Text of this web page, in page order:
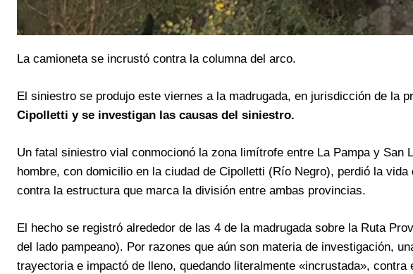
La camioneta se incrustó contra la columna del arco.
El siniestro se produjo este viernes a la madrugada, en jurisdicción de la
Cipolletti y se investigan las causas del siniestro.
Un fatal siniestro vial conmocionó la zona limítrofe entre La Pampa y San
hombre, con domicilio en la ciudad de Cipolletti (Río Negro), perdió la
contra la estructura que marca la división entre ambas provincias.
El hecho se registró alrededor de las 4 de la madrugada sobre la Ruta
del lado pampeano). Por razones que aún son materia de investigación,
trayectoria e impactó de lleno, quedando literalmente «incrustada»,